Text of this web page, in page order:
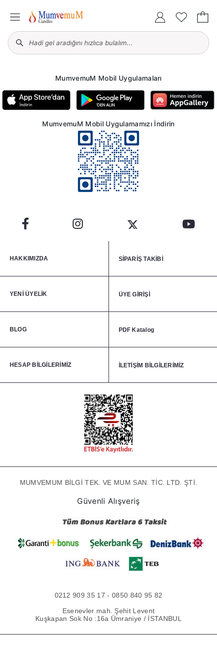
MumvemuM Mobil Uygulamaları
MumvemuM Mobil Uygulamamızı İndirin
HAKKIMIZDA SİPARİŞ TAKİBİ
YENİ ÜYELİK ÜYE GİRİŞİ
BLOG PDF Katalog
HESAP BİLGİLERİMİZ İLETİŞİM BİLGİLERİMİZ
MUMVEMUM BİLGİ TEK. VE MUM SAN. TİC. LTD. ŞTİ.
Güvenli Alışveriş
0212 909 35 17 - 0850 840 95 82
Esenevler mah. Şehit Levent
Kuşkapan Sok No :16a Ümraniye / İSTANBUL